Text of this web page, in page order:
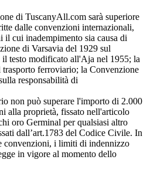
di TuscanyAll.com sarà superiore
dalle convenzioni internazionali,
il cui inadempimento sia causa di
di Varsavia del 1929 sul
il testo modificato all'Aja nel 1955; la
ferroviario; la Convenzione
responsabilità di
non può superare l'importo di 2.000
alla proprietà, fissato nell'articolo
oro Germinal per qualsiasi altro
dall’art.1783 del Codice Civile. In
convenzioni, i limiti di indennizzo
in vigore al momento dello